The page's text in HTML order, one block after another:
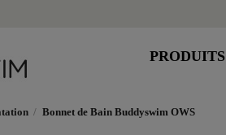
PRODUITS
Bonnet de Bain Buddyswim OWS